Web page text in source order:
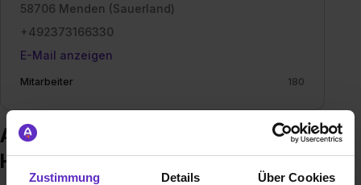
Zustimmung Details Über Cookies
58706 Menden (Sauerland)
+492373166330
E-Mail anzeigen
Mitarbeiter 180
Ausbildung bei fischer
Hydroforming GmbH